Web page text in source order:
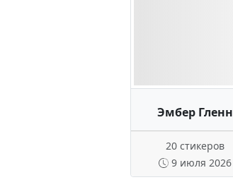
Эмбер Гленн
20 стикеров
9 июля 2026